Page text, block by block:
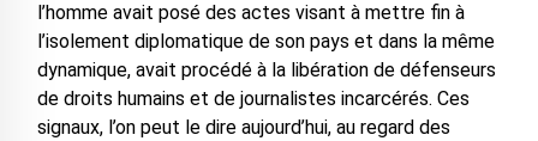
l’homme avait posé des actes visant à mettre fin à
l’isolement diplomatique de son pays et dans la même
dynamique, avait procédé à la libération de défenseurs
de droits humains et de journalistes incarcérés. Ces
signaux, l’on peut le dire aujourd’hui, au regard des